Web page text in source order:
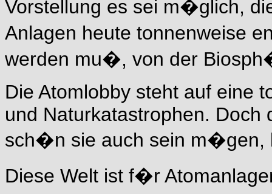
Vorstellung es sei m�glich,
Anlagen heute tonnenweise
werden mu�, von der
Die Atomlobby steht auf eine
und Naturkatastrophen. Doch
sch�n sie auch sein m�gen,
Diese Welt ist f�r